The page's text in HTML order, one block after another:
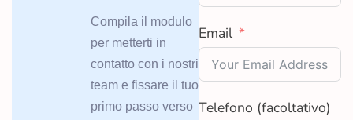
Compila il modulo
per metterti in
contatto con i nostri
team e fissare il tuo
primo passo verso
Email
Telefono (facoltativo)